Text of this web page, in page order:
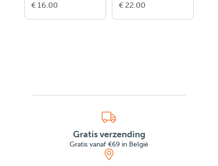
€ 16.00 € 22.00
Gratis verzending
Gratis vanaf €69 in België